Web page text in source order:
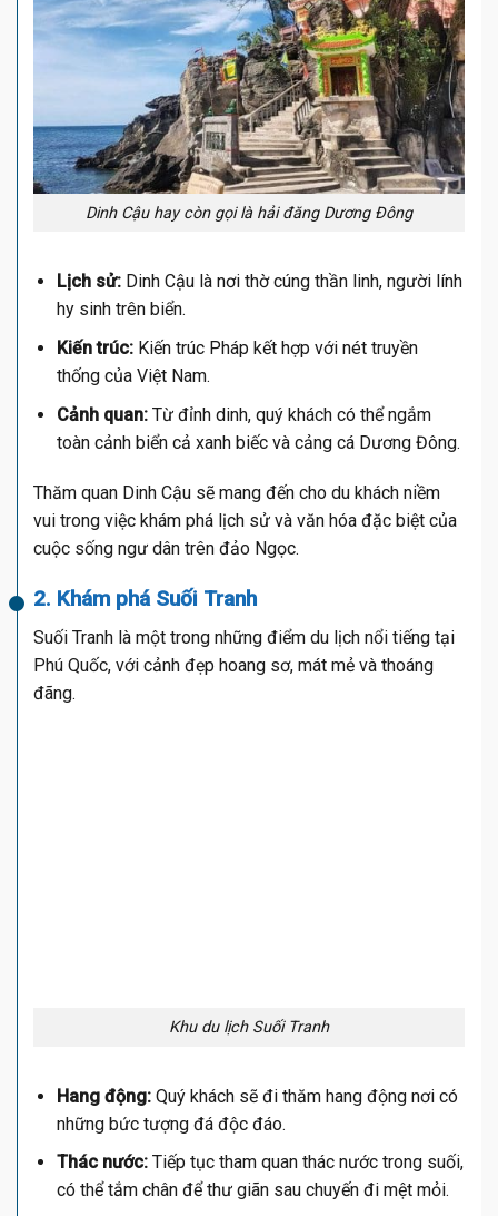
Dinh Cậu hay còn gọi là hải đăng Dương Đông
Lịch sử:Dinh Cậu là nơi thờ cúng thần linh, người lính
hy sinh trên biển.
Kiến trúc:Kiến trúc Pháp kết hợp với nét truyền
thống của Việt Nam.
Cảnh quan:Từ đỉnh dinh, quý khách có thể ngắm
toàn cảnh biển cả xanh biếc và cảng cá Dương Đông.
Thăm quan Dinh Cậu sẽ mang đến cho du khách niềm
vui trong việc khám phá lịch sử và văn hóa đặc biệt của
cuộc sống ngư dân trên đảo Ngọc.
2. Khám phá Suối Tranh
Suối Tranh là một trong những điểm du lịch nổi tiếng tại
Phú Quốc, với cảnh đẹp hoang sơ, mát mẻ và thoáng
đãng.
Khu du lịch Suối Tranh
Hang động:Quý khách sẽ đi thăm hang động nơi có
những bức tượng đá độc đáo.
Thác nước:Tiếp tục tham quan thác nước trong suối,
có thể tắm chân để thư giãn sau chuyến đi mệt mỏi.